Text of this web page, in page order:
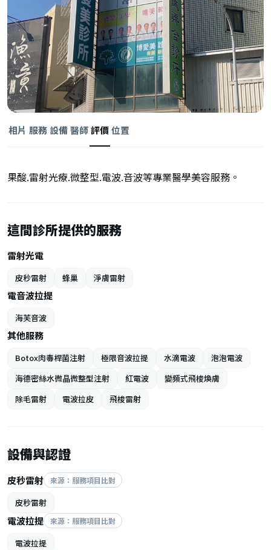
相片 服務 設備醫師評價位置
果酸.雷射光療.微整型.電波.音波等專業醫學美容服務。
這間診所提供的服務
雷射光電
皮秒雷射 蜂巢 淨膚雷射
電音波拉提
海芙音波
其他服務
Botox肉毒桿菌注射 極限音波拉提 水滴電波
泡泡電波
海德密絲水微晶微整型注射
紅電波
變頻式飛梭煥膚
除毛雷射
電波拉皮 飛梭雷射
設備與認證
皮秒雷射 來源：服務項目比對
皮秒雷射
電波拉提 來源：服務項目比對
電波拉提